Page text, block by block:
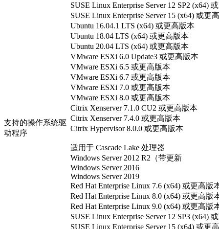
支持的操作系统驱
动程序
SUSE Linux Enterprise Server 12 SP2 (x64)
SUSE Linux Enterprise Server 15 (x64) 或更
Ubuntu 16.04.1 LTS (x64) 或更高版本
Ubuntu 18.04 LTS (x64) 或更高版本
Ubuntu 20.04 LTS (x64) 或更高版本
VMware ESXi 6.0 Update3 或更高版本
VMware ESXi 6.5 或更高版本
VMware ESXi 6.7 或更高版本
VMware ESXi 7.0 或更高版本
VMware ESXi 8.0 或更高版本
Citrix Xenserver 7.1.0 CU2 或更高版本
Citrix Xenserver 7.4.0 或更高版本
Citrix Hypervisor 8.0.0 或更高版本
适用于 Cascade Lake 处理器
Windows Server 2012 R2（带更新
Windows Server 2016
Windows Server 2019
Red Hat Enterprise Linux 7.6 (x64) 或更高版
Red Hat Enterprise Linux 8.0 (x64) 或更高版
Red Hat Enterprise Linux 9.0 (x64) 或更高版
SUSE Linux Enterprise Server 12 SP3 (x64)
SUSE Linux Enterprise Server 15 (x64) 或更